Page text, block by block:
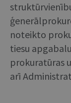
noteikto
tiesu
prokuratūras
arī